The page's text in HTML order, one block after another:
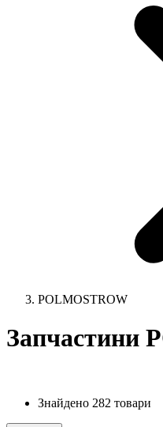
POLMOSTROW
Запчастини
Знайдено 282 товари